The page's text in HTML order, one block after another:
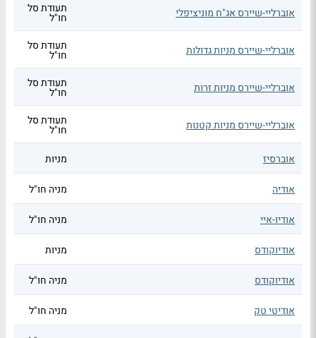
אוברליי-שיירס אג"ח מוניציפלי תעודת סל
חו"ל
אוברליי-שיירס מניות גדולות תעודת סל
חו"ל
אוברליי-שיירס מניות זרות תעודת סל
חו"ל
אוברליי-שיירס מניות קטנות תעודת סל
חו"ל
אוברסיז
מניות
אודיה מניה חו"ל
אודיו-איי מניה חו"ל
אודיוקודס מניות
אודיוקודס מניה חו"ל
אודיטי טק מניה חו"ל